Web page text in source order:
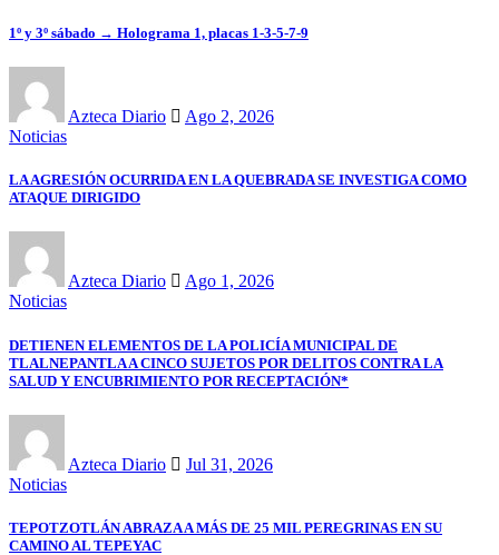
1º y 3º sábado → Holograma 1, placas 1-3-5-7-9
Azteca Diario
Ago 2, 2026
Noticias
LA AGRESIÓN OCURRIDA EN LA QUEBRADA SE INVESTIGA COMO
ATAQUE DIRIGIDO
Azteca Diario
Ago 1, 2026
Noticias
DETIENEN ELEMENTOS DE LA POLICÍA MUNICIPAL DE
TLALNEPANTLA A CINCO SUJETOS POR DELITOS CONTRA LA
SALUD Y ENCUBRIMIENTO POR RECEPTACIÓN*
Azteca Diario
Jul 31, 2026
Noticias
TEPOTZOTLÁN ABRAZA A MÁS DE 25 MIL PEREGRINAS EN SU
CAMINO AL TEPEYAC